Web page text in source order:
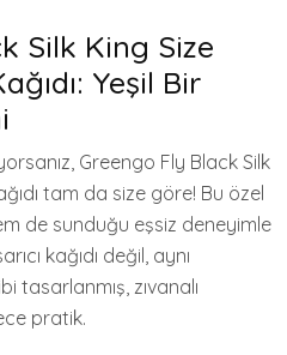
Silk King Size
Yeşil Bir
Greengo Fly Black Silk
tam da size göre! Bu özel
de sunduğu eşsiz deneyimle
kağıdı değil, aynı
zıvanalı
pratik.